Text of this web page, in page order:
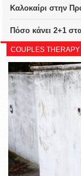
Καλοκαίρι στην
Πόσο κάνει 2+1
COUPLES THERAPY